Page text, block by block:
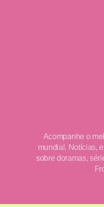
Acompanhe o
mundial. Notícias,
sobre doramas,